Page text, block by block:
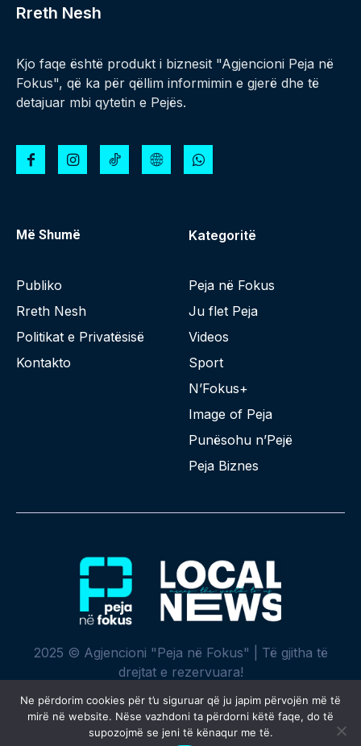
Rreth Nesh
Kjo faqe është produkt i biznesit "Agjencioni Peja në
Fokus", që ka për qëllim informimin e gjerë dhe të
detajuar mbi qytetin e Pejës.
Më Shumë
Publiko
Rreth Nesh
Politikat e Privatësisë
Kontakto
Kategoritë
Peja në Fokus
Ju flet Peja
Videos
Sport
N’Fokus+
Image of Peja
Punësohu n’Pejë
Peja Biznes
2025 © Agjencioni "Peja në Fokus" | Të gjitha të
drejtat e rezervuara!
Ne përdorim cookies për t’u siguruar që ju japim përvojën më të
mirë në website. Nëse vazhdoni ta përdorni këtë faqe, do të
supozojmë se jeni të kënaqur me të.